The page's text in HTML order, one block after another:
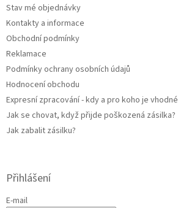
Stav mé objednávky
Kontakty a informace
Obchodní podmínky
Reklamace
Podmínky ochrany osobních údajů
Hodnocení obchodu
Expresní zpracování - kdy a pro koho je vhodné
Jak se chovat, když přijde poškozená zásilka?
Jak zabalit zásilku?
Přihlášení
E-mail